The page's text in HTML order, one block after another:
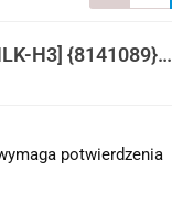
H3] {8141089}
potwierdzenia